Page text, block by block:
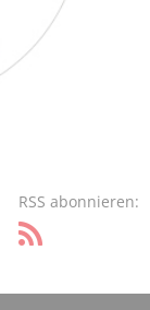
RSS abonnieren: